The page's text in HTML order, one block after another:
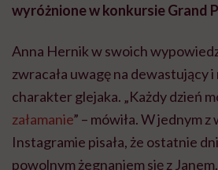
wyróżnione w konkursie Grand
Anna Hernik w swoich
zwracała uwagę na dewastujący
charakter glejaka. „Każdy dzień
załamanie” – mówiła. W jednym z
Instagramie pisała, że ostatnie
powolnym żegnaniem się z Janem.